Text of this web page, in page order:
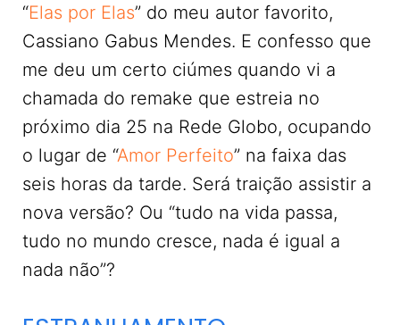
“Elas por Elas” do meu autor favorito,
Cassiano Gabus Mendes. E confesso que
me deu um certo ciúmes quando vi a
chamada do remake que estreia no
próximo dia 25 na Rede Globo, ocupando
o lugar de “Amor Perfeito” na faixa das
seis horas da tarde. Será traição assistir a
nova versão? Ou “tudo na vida passa,
tudo no mundo cresce, nada é igual a
nada não”?